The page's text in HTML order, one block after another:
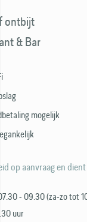
ontbijt
& Bar
mogelijk
op aanvraag en
- 09.30 (za-zo tot
uur